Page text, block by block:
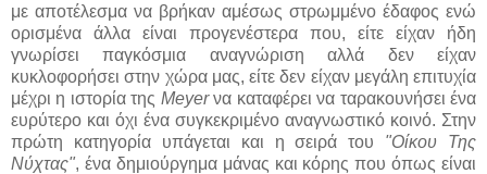
με αποτέλεσμα να βρήκαν αμέσως στρωμμένο έδαφος ενώ
ορισμένα άλλα είναι προγενέστερα που, είτε είχαν ήδη
γνωρίσει παγκόσμια αναγνώριση αλλά δεν είχαν
κυκλοφορήσει στην χώρα μας, είτε δεν είχαν μεγάλη επιτυχία
μέχρι η ιστορία της Meyerνα καταφέρει να ταρακουνήσει ένα
ευρύτερο και όχι ένα συγκεκριμένο αναγνωστικό κοινό. Στην
πρώτη κατηγορία υπάγεται και η σειρά του "Οίκου Της
Νύχτας", ένα δημιούργημα μάνας και κόρης που όπως είναι